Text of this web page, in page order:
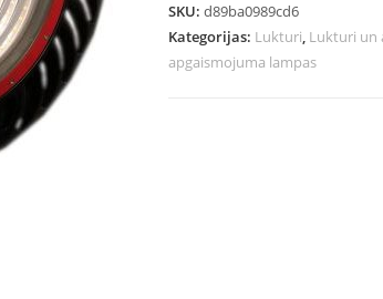
SKU:d89ba0989cd6
Kategorijas: Lukturi, Lukturi un
apgaismojuma lampas